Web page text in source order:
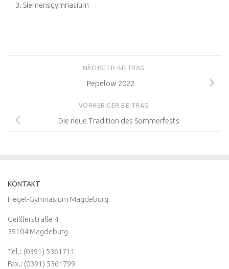
Siemensgymnasium
NÄCHSTER BEITRAG
Pepelow 2022
VORHERIGER BEITRAG
Die neue Tradition des Sommerfests
KONTAKT
Hegel-Gymnasium Magdeburg
Geißlerstraße 4
39104 Magdeburg
Tel.: (0391) 5361711
Fax.: (0391) 5361799